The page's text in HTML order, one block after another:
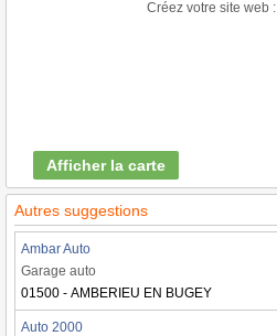
Créez votre site web :
Afficher la carte
Autres suggestions
Ambar Auto
Garage auto
01500 - AMBERIEU EN BUGEY
Auto 2000